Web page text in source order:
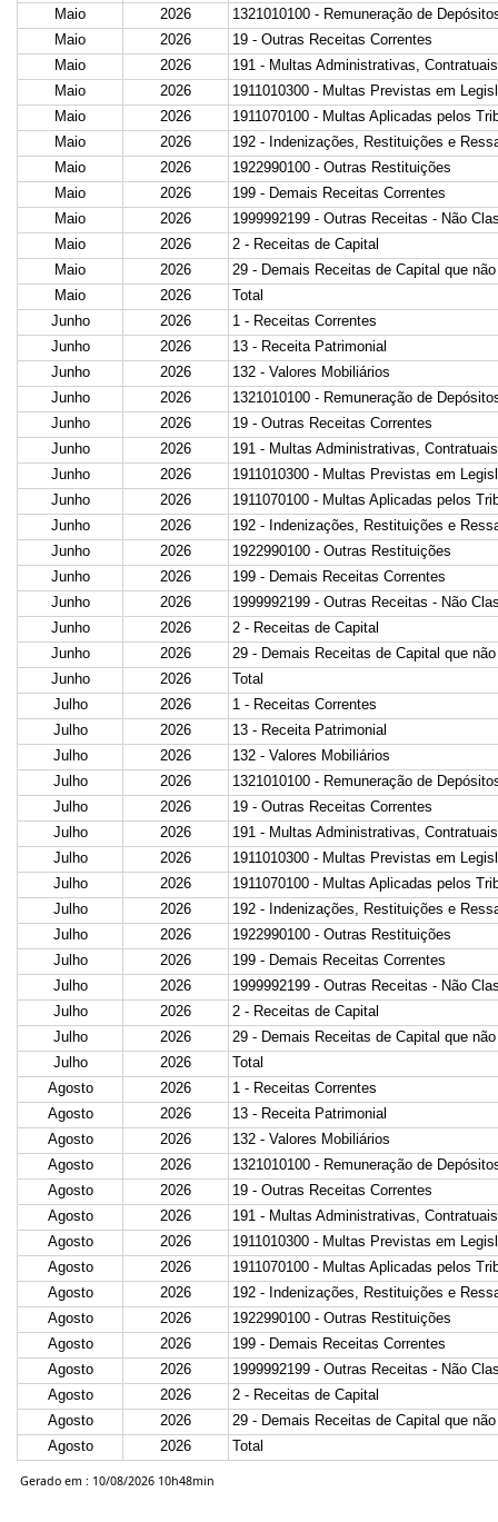
Maio 2026
1321010100 - Remuneração de
Maio
2026
19 - Outras Receitas Correntes
Maio
2026
191 - Multas Administrativas,
Maio
2026
1911010300 - Multas Previstas em
Maio
2026
1911070100 - Multas Aplicadas pelos
Maio
2026
192 - Indenizações, Restituições e
Maio
2026
1922990100 - Outras Restituições
Maio
2026
199 - Demais Receitas Correntes
Maio
2026
1999992199 - Outras Receitas - Não
Maio
2026
2 - Receitas de Capital
Maio
2026
29 - Demais Receitas de Capital que
Maio
2026
Total
Junho
2026
1 - Receitas Correntes
Junho
2026
13 - Receita Patrimonial
Junho
2026
132 - Valores Mobiliários
Junho
2026
1321010100 - Remuneração de
Junho
2026
19 - Outras Receitas Correntes
Junho
2026
191 - Multas Administrativas,
Junho
2026
1911010300 - Multas Previstas em
Junho
2026
1911070100 - Multas Aplicadas pelos
Junho
2026
192 - Indenizações, Restituições e
Junho
2026
1922990100 - Outras Restituições
Junho
2026
199 - Demais Receitas Correntes
Junho
2026
1999992199 - Outras Receitas - Não
Junho
2026
2 - Receitas de Capital
Junho
2026
29 - Demais Receitas de Capital que
Junho
2026
Total
Julho
2026
1 - Receitas Correntes
Julho
2026
13 - Receita Patrimonial
Julho
2026
132 - Valores Mobiliários
Julho
2026
1321010100 - Remuneração de
Julho
2026
19 - Outras Receitas Correntes
Julho
2026
191 - Multas Administrativas,
Julho
2026
1911010300 - Multas Previstas em
Julho
2026
1911070100 - Multas Aplicadas pelos
Julho
2026
192 - Indenizações, Restituições e
Julho
2026
1922990100 - Outras Restituições
Julho
2026
199 - Demais Receitas Correntes
Julho
2026
1999992199 - Outras Receitas - Não
Julho
2026
2 - Receitas de Capital
Julho
2026
29 - Demais Receitas de Capital que
Julho
2026
Total
Agosto
2026
1 - Receitas Correntes
Agosto
2026
13 - Receita Patrimonial
Agosto
2026
132 - Valores Mobiliários
Agosto
2026
1321010100 - Remuneração de
Agosto
2026
19 - Outras Receitas Correntes
Agosto
2026
191 - Multas Administrativas,
Agosto
2026
1911010300 - Multas Previstas em
Agosto
2026
1911070100 - Multas Aplicadas pelos
Agosto
2026
192 - Indenizações, Restituições e
Agosto
2026
1922990100 - Outras Restituições
Agosto
2026
199 - Demais Receitas Correntes
Agosto
2026
1999992199 - Outras Receitas - Não
Agosto
2026
2 - Receitas de Capital
Agosto
2026
29 - Demais Receitas de Capital que
Agosto
2026 Total
Gerado em : 10/08/2026 10h48min